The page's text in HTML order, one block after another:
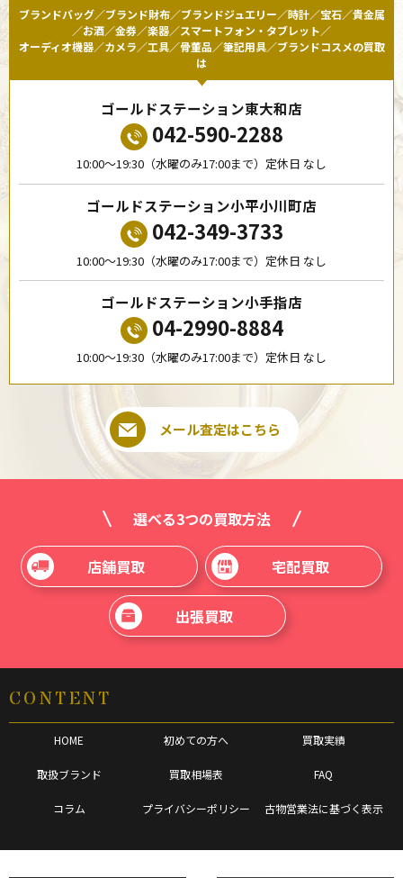
ブランドバッグ／ブランド財布／ブランドジュエリー／時計／宝石／貴金属
／お酒／金券／楽器／スマートフォン・タブレット／
オーディオ機器／カメラ／工具／骨董品／筆記用具／ブランドコスメの買取
は
ゴールドステーション東大和店
042-590-2288
10:00〜19:30（水曜のみ17:00まで）定休日 なし
ゴールドステーション小平小川町店
042-349-3733
10:00〜19:30（水曜のみ17:00まで）定休日 なし
ゴールドステーション小手指店
04-2990-8884
10:00〜19:30（水曜のみ17:00まで）定休日 なし
メール査定はこちら
選べる3つの買取方法
店舗買取 宅配買取
出張買取
CONTENT
HOME 初めての方へ 買取実績
取扱ブランド 買取相場表 FAQ
コラム プライバシーポリシー 古物営業法に基づく表示